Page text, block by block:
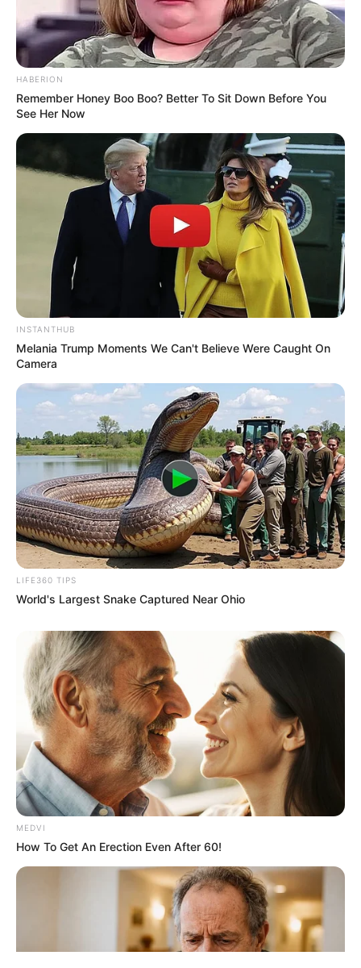
TAGS
ΑΦΡΑΤΙ
ΤΡΙΑΔΑ
ΦΥΛΛΑ
ΦΩΤΙΑ ΕΥΒΟΙΑ ΤΩΡΑ
ΤΑΥΤΟΤΗΤΑ ΚΑΙ ΕΠΙΚΟΙΝΩΝΙΑ ΟΡΟΙ ΧΡΗΣΗΣ
© 2025 EVIANEWS του Γιώργου Κουτσελίνη
HABERION
Remember Honey Boo Boo? Better To Sit Down Before You
See Her Now
INSTANTHUB
Melania Trump Moments We Can't Believe Were Caught On
Camera
LIFE360 TIPS
World's Largest Snake Captured Near Ohio
MEDVI
How To Get An Erection Even After 60!